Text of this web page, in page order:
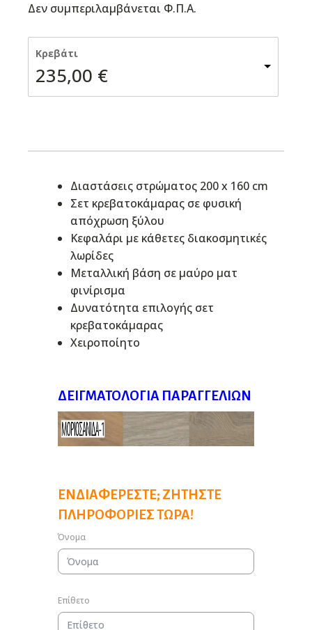
Δεν συμπεριλαμβάνεται Φ.Π.Α.
Κρεβάτι
235,00 €
Διαστάσεις στρώματος 200 x 160 cm
Σετ κρεβατοκάμαρας σε φυσική
απόχρωση ξύλου
Κεφαλάρι με κάθετες διακοσμητικές
λωρίδες
Μεταλλική βάση σε μαύρο ματ
φινίρισμα
Δυνατότητα επιλογής σετ
κρεβατοκάμαρας
Χειροποίητο
ΔΕΙΓΜΑΤΟΛΌΓΙΑ ΠΑΡΑΓΓΕΛΙΏΝ
ΕΝΔΙΑΦΈΡΕΣΤΕ; ΖΗΤΉΣΤΕ
ΠΛΗΡΟΦΟΡΊΕΣ ΤΏΡΑ!
Όνομα
Επίθετο